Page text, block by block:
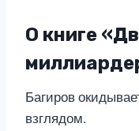
О книге
Багиров
взглядом.